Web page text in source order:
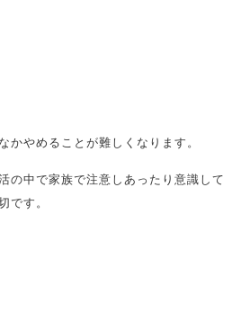
かやめることが難しくなります。
の中で家族で注意しあったり意識して
です。